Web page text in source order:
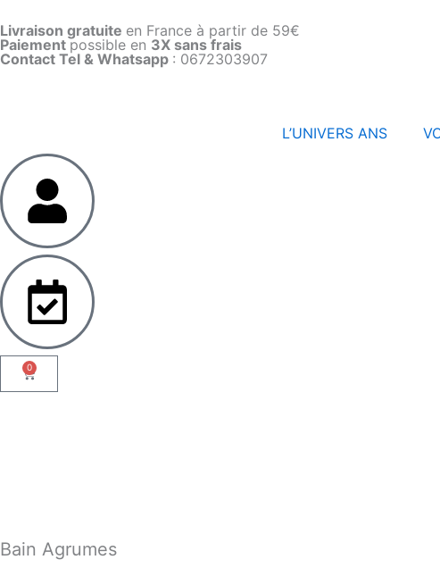
au
contenu
Livraison gratuite en France à partir de 59€
Paiement possible en 3X sans frais​
Contact Tel & Whatsapp : 0672303907​
L’UNIVERS ANS
0
Panier
Bain Agrumes